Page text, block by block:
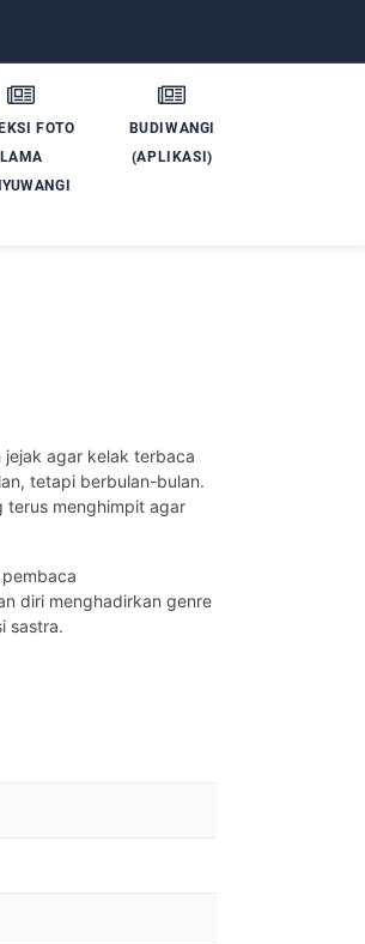
FOTO
LAMA
BUDIWANGI
(APLIKASI)
jejak agar kelak terbaca
tetapi berbulan-bulan.
terus menghimpit agar
diri menghadirkan genre
sastra.